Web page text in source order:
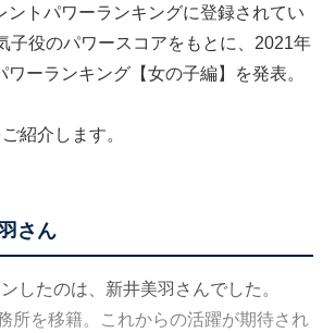
ントパワーランキングに登録されてい
子役のパワースコアをもとに、2021年
ーランキング【女の子編】を発表。
紹介します。
さん
したのは、新井美羽さんでした。
所を移籍。これからの活躍が期待され